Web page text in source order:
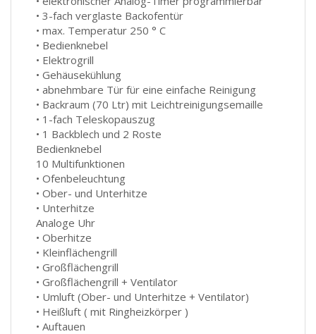
• 3-fach verglaste Backofentür
• max. Temperatur 250 ° C
• Bedienknebel
• Elektrogrill
• Gehäusekühlung
• abnehmbare Tür für eine einfache Reinigung
• Backraum (70 Ltr) mit Leichtreinigungsemaille
• 1-fach Teleskopauszug
• 1 Backblech und 2 Roste
Bedienknebel
10 Multifunktionen
• Ofenbeleuchtung
• Ober- und Unterhitze
• Unterhitze
Analoge Uhr
• Oberhitze
• Kleinflächengrill
• Großflächengrill
• Großflächengrill + Ventilator
• Umluft (Ober- und Unterhitze + Ventilator)
• Heißluft ( mit Ringheizkörper )
• Auftauen